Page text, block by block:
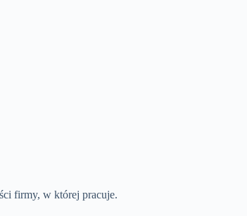
firmy, w której pracuje.